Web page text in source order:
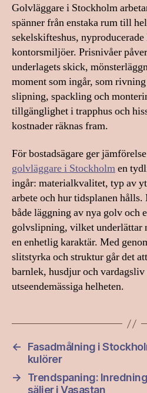
Golvläggare i Stockholm
spänner från enstaka rum till
sekelskifteshus,
kontorsmiljöer. Prisnivåer
underlagets skick,
moment som ingår, som
slipning, spackling och
tillgänglighet i trapphus och
kostnader räknas fram.
För bostadsägare ger
golvläggare i Stockholmen
ingår: materialkvalitet, typ av
arbete och hur tidsplanen
både läggning av nya golv och
golvslipning, vilket underlättar
en enhetlig karaktär. Med
slitstyrka och struktur går det
barnlek, husdjur och
utseendemässiga helheten.
←
Fasadmålning i
kulörer
→
Trendspaning:
säljer i Vasastan